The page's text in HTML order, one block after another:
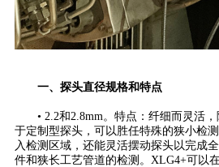
一、探头直径规格和特点
• 2.2和2.8mm。特点：纤细而灵活
于定制型探头，可以胜任特殊的狭小检
入检测区域，还能灵活摆动探头以完成
件和狭长工艺管道的检测。XLG4+可以